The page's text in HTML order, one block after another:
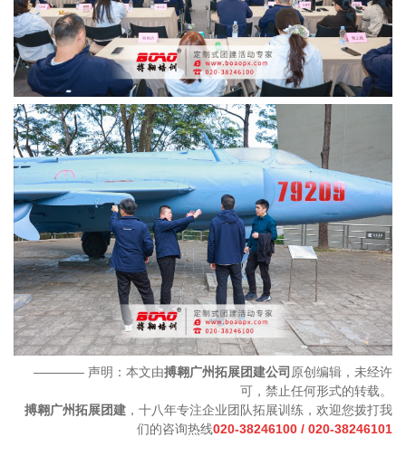
———— 声明：本文由搏翱广州拓展团建公司 原创编辑，未经许
可，禁止任何形式的转载。
搏翱广州拓展团建 ，十八年专注企业团队拓展训练，欢迎您拨打我
们的咨询热线020-38246100 / 020-38246101